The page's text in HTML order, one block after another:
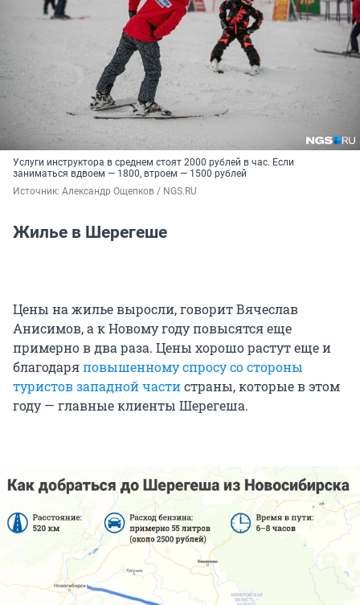
Услуги инструктора в среднем стоят 2000 рублей в час. Если
заниматься вдвоем — 1800, втроем — 1500 рублей
Источник: Александр Ощепков / NGS.RU
Жилье в Шерегеше
Цены на жилье выросли, говорит Вячеслав
Анисимов, а к Новому году повысятся еще
примерно в два раза. Цены хорошо растут еще и
благодаряповышенному спросу со стороны
туристов западной частистраны, которые в этом
году — главные клиенты Шерегеша.